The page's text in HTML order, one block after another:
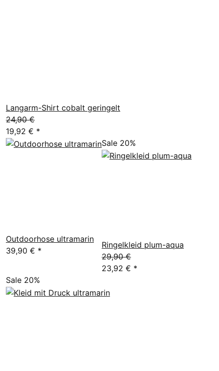
Langarm-Shirt cobalt geringelt
24,90 €
19,92 € *
Outdoorhose ultramarin
39,90 € *
Sale 20%
Ringelkleid plum-aqua
29,90 €
23,92 € *
Sale 20%